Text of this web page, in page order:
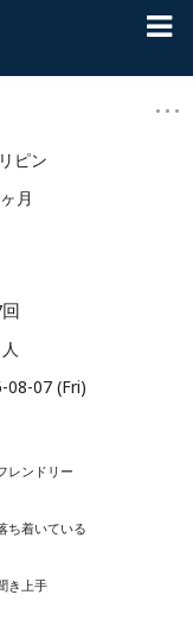
ピン
月
回
08-07 (Fri)
レンドリー
ち着いている
き上手